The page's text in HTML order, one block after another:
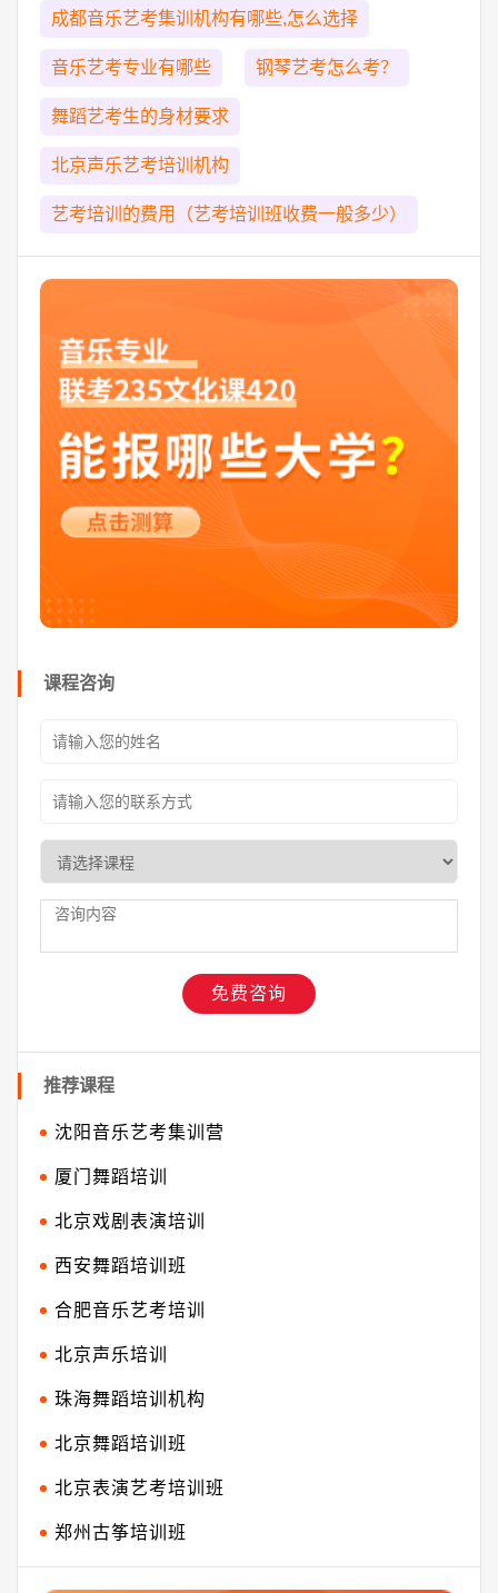
成都音乐艺考集训机构有哪些,怎么选择
音乐艺考专业有哪些 钢琴艺考怎么考？
舞蹈艺考生的身材要求
北京声乐艺考培训机构
艺考培训的费用（艺考培训班收费一般多少）
课程咨询
推荐课程
沈阳音乐艺考集训营
厦门舞蹈培训
北京戏剧表演培训
西安舞蹈培训班
合肥音乐艺考培训
北京声乐培训
珠海舞蹈培训机构
北京舞蹈培训班
北京表演艺考培训班
郑州古筝培训班